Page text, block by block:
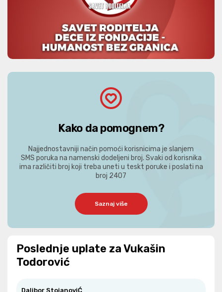
Kako da pomognem?
Najjednostavniji način pomoći korisnicima je slanjem
SMS poruka na namenski dodeljeni broj. Svaki od korisnika
ima različiti broj koji treba uneti u teskt poruke i poslati na
broj 2407
Saznaj više
Poslednje uplate za Vukašin
Todorović
Dalibor StojanoviĆ